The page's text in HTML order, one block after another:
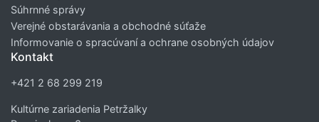
Súhrnné správy
Verejné obstarávania a obchodné súťaže
Informovanie o spracúvaní a ochrane osobných údajov
Kontakt
+421 2 68 299 219
Kultúrne zariadenia Petržalky